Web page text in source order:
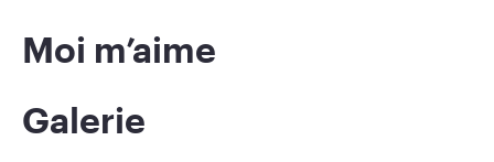
Moi m’aime
Galerie